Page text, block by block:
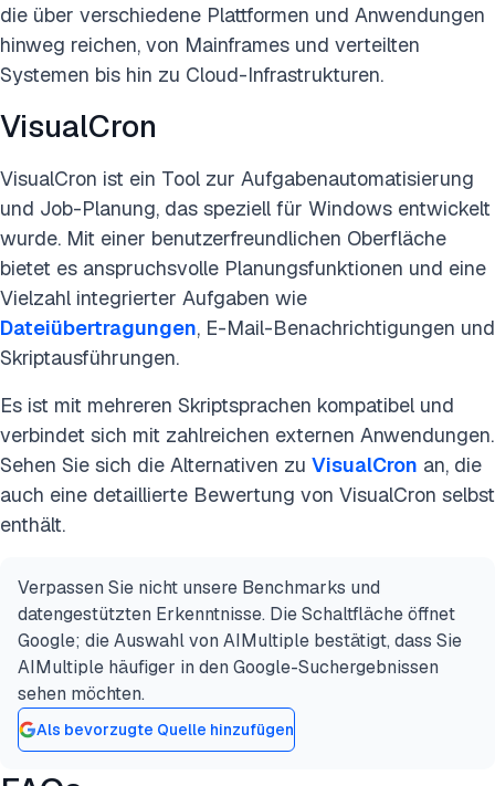
die über verschiedene Plattformen und Anwendungen
hinweg reichen, von Mainframes und verteilten
Systemen bis hin zu Cloud-Infrastrukturen.
VisualCron
VisualCron ist ein Tool zur Aufgabenautomatisierung
und Job-Planung, das speziell für Windows entwickelt
wurde. Mit einer benutzerfreundlichen Oberfläche
bietet es anspruchsvolle Planungsfunktionen und eine
Vielzahl integrierter Aufgaben wie
Dateiübertragungen, E-Mail-Benachrichtigungen und
Skriptausführungen.
Es ist mit mehreren Skriptsprachen kompatibel und
verbindet sich mit zahlreichen externen Anwendungen.
Sehen Sie sich die Alternativen zu VisualCron an, die
auch eine detaillierte Bewertung von VisualCron selbst
enthält.
Verpassen Sie nicht unsere Benchmarks und
datengestützten Erkenntnisse. Die Schaltfläche öffnet
Google; die Auswahl von AIMultiple bestätigt, dass Sie
AIMultiple häufiger in den Google-Suchergebnissen
sehen möchten.
Als bevorzugte Quelle hinzufügen